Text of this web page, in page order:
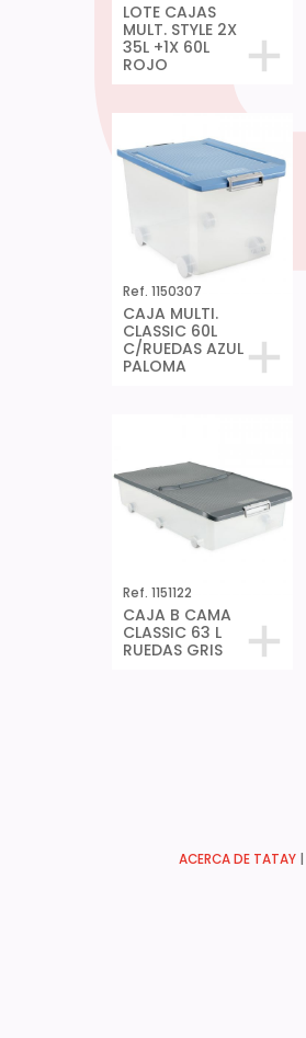
LOTE CAJAS
MULT. STYLE 2X
35L +1X 60L
ROJO
Ref. 1150307
CAJA MULTI.
CLASSIC 60L
C/RUEDAS AZUL
PALOMA
Ref. 1151122
CAJA B CAMA
CLASSIC 63 L
RUEDAS GRIS
ACERCA DE TATAY